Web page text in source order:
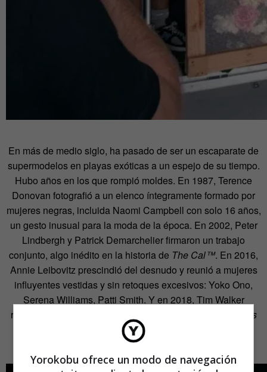
En más de medio siglo, ha pasado de ser un escaparate de
supermodelos en playas exóticas a un espejo de su tiempo.
Hubo años en los que rompió moldes. En 1987, Terence
Donovan fotografió a un elenco íntegramente formado por
mujeres negras, incluida Naomi Campbell con solo 16 años,
un gesto inusual para la moda de la época. En 2002, Peter
Lindbergh y Patrick Demarchelier firmaron un trabajo
conjunto, algo inédito en la historia de The Cal™. En 2016,
Annie Leibovitz prescindió del desnudo y reunió a mujeres
influyentes vestidas y sin retoques excesivos: Yoko Ono,
Serena Williams, Patti Smith. Y en 2018, Tim Walker
reinterpretó el cuento de
Alicia en el país de las maravillas
con un elenco completamente negro, desafiando
estereotipos visuales.
Yorokobu ofrece un modo de navegación